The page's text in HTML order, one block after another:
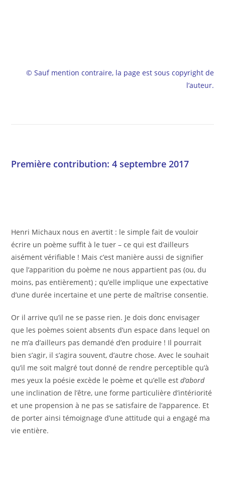
© Sauf mention contraire, la page est sous copyright de
l’auteur.
Première contribution: 4 septembre 2017
Henri Michaux nous en avertit : le simple fait de vouloir
écrire un poème suffit à le tuer – ce qui est d’ailleurs
aisément vérifiable ! Mais c’est manière aussi de signifier
que l’apparition du poème ne nous appartient pas (ou, du
moins, pas entièrement) ; qu’elle implique une expectative
d’une durée incertaine et une perte de maîtrise consentie.
Or il arrive qu’il ne se passe rien. Je dois donc envisager
que les poèmes soient absents d’un espace dans lequel on
ne m’a d’ailleurs pas demandé d’en produire ! Il pourrait
bien s’agir, il s’agira souvent, d’autre chose. Avec le souhait
qu’il me soit malgré tout donné de rendre perceptible qu’à
mes yeux la poésie excède le poème et qu’elle estd’abord
une inclination de l’être, une forme particulière d’intériorité
et une propension à ne pas se satisfaire de l’apparence. Et
de porter ainsi témoignage d’une attitude qui a engagé ma
vie entière.